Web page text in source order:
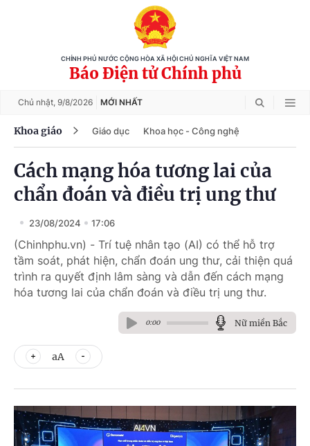
CHÍNH PHỦ NƯỚC CỘNG HÒA XÃ HỘI CHỦ NGHĨA VIỆT NAM
Báo Điện tử Chính phủ
Chủ nhật, 9/8/2026 MỚI NHẤT
Khoa giáo Giáo dục Khoa học - Công nghệ
Cách mạng hóa tương lai của
chẩn đoán và điều trị ung thư
23/08/2024 17:06
(Chinhphu.vn) - Trí tuệ nhân tạo (AI) có thể hỗ trợ
tầm soát, phát hiện, chẩn đoán ung thư, cải thiện quá
trình ra quyết định lâm sàng và dẫn đến cách mạng
hóa tương lai của chẩn đoán và điều trị ung thư.
0:00 Nữ miền Bắc
aA